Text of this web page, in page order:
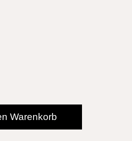
Warenkorb